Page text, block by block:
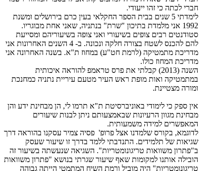
חברי לכתה כי זהו ייעודי.
לימדתי 5 שנים בבית הספר החקלאי בעין כרם בירושלים ומשנת
1992 אני מלמדת בתיכון "שרת" בנתניה, שאני אחת מבוגריו.
סטודנטים רבים צופים בשיעורי ואני צופה בשיעוריהם ומסייעת
להם להכנס לשטח בצורה חלקה ונכונה. ב- 4 השנים האחרונות אני
מדריכת מתמטיקה (לרמת חט"ע) במחוז ת"א. בשנה האחרונה אני
מדריכת המחוז כולו.
השנה (2013) קבלתי את פרס טראמפ להוראה איכותית
במתמטיקה ואות מופת ראש העיר מטעם עיריית נתניה כמחנכת
ומורה מצטיינת.
אין ספק כי לימודי באוניברסיטת ת"א תרמו לי, הן מבחינת ידע והן
מבחינת מגוון הרעיונות שבאמצעותם ניתן לבנות שיעורים
המאפשרים למידה משמעותית.
לדוגמא, בקורס שלמדנו אצל פרופ' פסיה צמיר עסקנו בהוראה דרך
שגיאות של תלמידים. התנדבתי ללמד בדרך זו שיעור שעסק
ב"פתרון משוואות טריגונומטריות". השגיאה שנעשתה בשיעור זה
הובילה אותנו למקומות שאף שיעור שגרתי בנושא "פתרון משוואות
טריגונומטריות" היה מוביל ורמת השיח המתמטי הייתה גבוהה